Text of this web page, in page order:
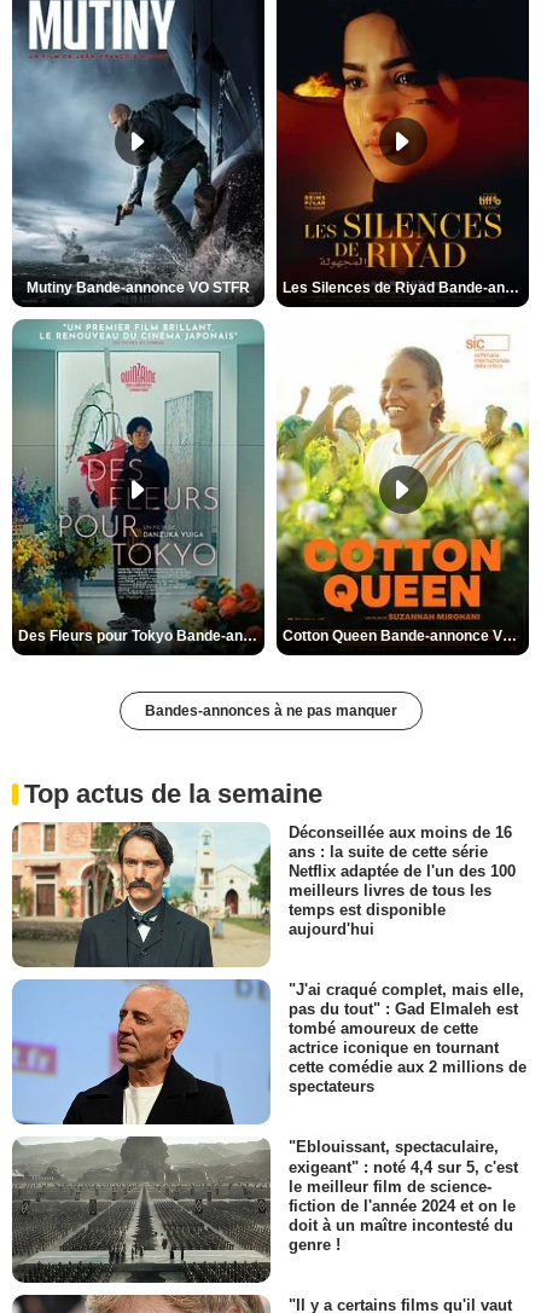
Mutiny Bande-annonce VO STFR Les Silences de Riyad Bande-annonce VO STFR
Des Fleurs pour Tokyo Bande-annonce VO STFR Cotton Queen Bande-annonce VO STFR
Bandes-annonces à ne pas manquer
Top actus de la semaine
Déconseillée aux moins de 16
ans : la suite de cette série
Netflix adaptée de l'un des 100
meilleurs livres de tous les
temps est disponible
aujourd'hui
"J'ai craqué complet, mais elle,
pas du tout" : Gad Elmaleh est
tombé amoureux de cette
actrice iconique en tournant
cette comédie aux 2 millions de
spectateurs
"Eblouissant, spectaculaire,
exigeant" : noté 4,4 sur 5, c'est
le meilleur film de science-
fiction de l'année 2024 et on le
doit à un maître incontesté du
genre !
"Il y a certains films qu'il vaut